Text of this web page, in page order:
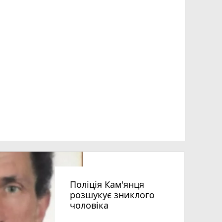
Поліція Кам'янця
розшукує зниклого
чоловіка